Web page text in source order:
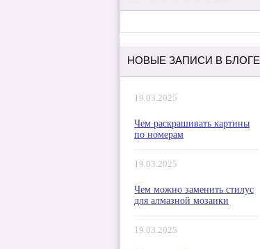
НОВЫЕ ЗАПИСИ В БЛОГЕ
19.03.2025
Чем раскрашивать картины
по номерам
19.03.2025
Чем можно заменить стилус
для алмазной мозаики
19.03.2025